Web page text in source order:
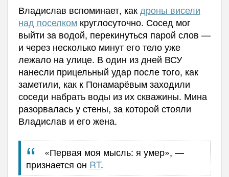
Владислав вспоминает, какдроны висели
над поселкомкруглосуточно. Сосед мог
выйти за водой, перекинуться парой слов —
и через несколько минут его тело уже
лежало на улице. В один из дней ВСУ
нанесли прицельный удар после того, как
заметили, как к Понамарёвым заходили
соседи набрать воды из их скважины. Мина
разорвалась у стены, за которой стояли
Владислав и его жена.
«Первая моя мысль: я умер», —
признается он RT.